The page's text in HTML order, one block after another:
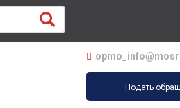
Подать